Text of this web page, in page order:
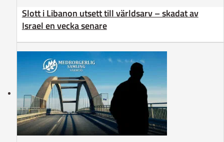
Slott i Libanon utsett till världsarv – skadat av
Israel en vecka senare